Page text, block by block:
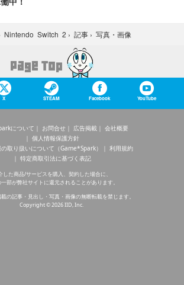
Nintendo Switch 2 › 記事 › 写真・画像
X STEAM Facebook YouTube
について お問合せ 広告掲載
会社概要
個人情報保護方針
取り扱いについて（Game*Spark）
利用規約
特定商取引法に基づく表記
した商品/サービスを購入、契約した場合に、
部が弊社サイトに還元されることがあります。
の記事・見出し・写真・画像の無断転載を禁じます。
Copyright © 2026 IID, Inc.